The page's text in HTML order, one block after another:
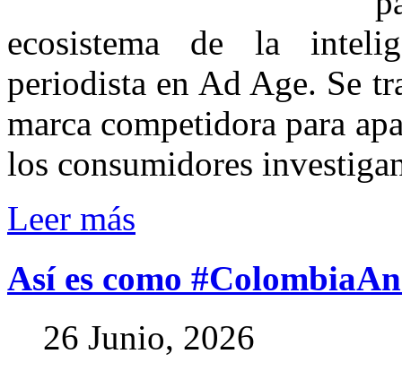
ecosistema de la
periodista en Ad Age. Se
marca competidora para
los consumidores
Leer más
Así es como
26 Junio, 2026